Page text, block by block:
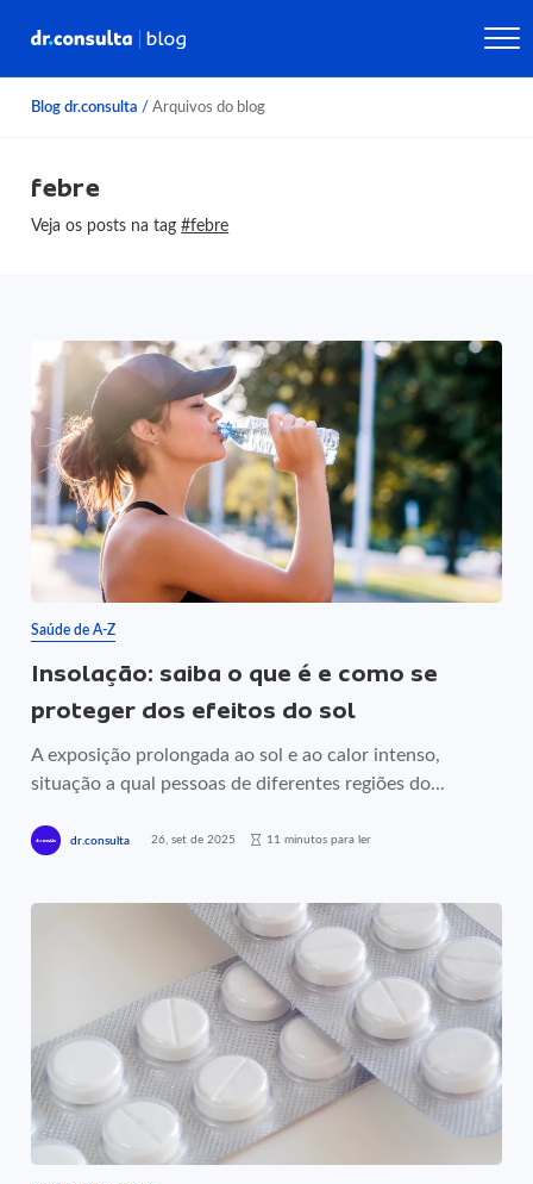
Blog dr.consulta / Arquivos do blog
febre
Veja os posts na tag#febre
Saúde de A-Z
Insolação: saiba o que é e como se
proteger dos efeitos do sol
A exposição prolongada ao sol e ao calor intenso,
situação a qual pessoas de diferentes regiões do...
dr.consulta 26, set de 2025 11 minutos para ler